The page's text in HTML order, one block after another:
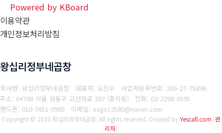
Powered by KBoard
이용약관
개인정보처리방침
왕십리정부네곱창
회사명: 왕십리정부네곱창 대표자: 오진수 사업자등록번호: 206-27-75896
주소: 04708 서울 성동구 고산자로 287 (홍익동) 전화: 02-2298-0595
핸드폰: 010-3651-0965
이메일: oojjss2580@naver.com
Copyright © 2025 왕십리정부네곱창. All rights reserved. Created byYescall.com [관
리자]